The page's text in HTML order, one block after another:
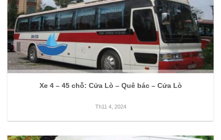
Xe 4 – 45 chỗ: Cửa Lò – Quê bác – Cửa Lò
Th11 4, 2024